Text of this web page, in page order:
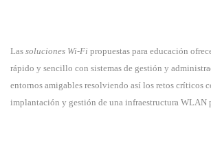
Las soluciones Wi-Fi propuestas para educación
rápido y sencillo con sistemas de gestión y
entornos amigables resolviendo así los retos críticos
implantación y gestión de una infraestructura WLAN